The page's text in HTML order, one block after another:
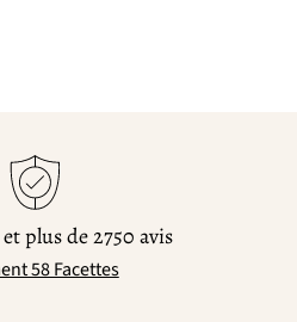
plus de 2750 avis
58 Facettes